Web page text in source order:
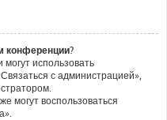
конференции?
использовать
с администрацией»,
могут воспользоваться